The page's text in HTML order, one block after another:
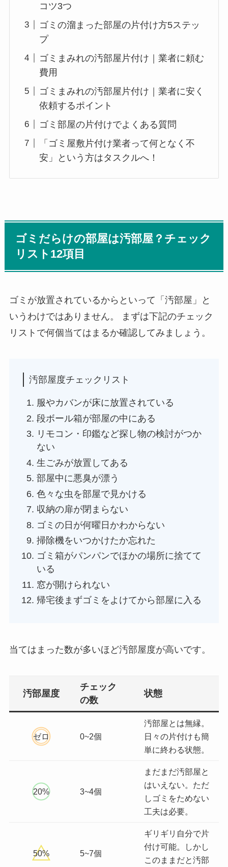
コツ3つ
ゴミの溜まった部屋の片付け方5ステッ
プ
ゴミまみれの汚部屋片付け｜業者に頼む
費用
ゴミまみれの汚部屋片付け｜業者に安く
依頼するポイント
ゴミ部屋の片付けでよくある質問
「ゴミ屋敷片付け業者って何となく不
安」という方はタスクルへ！
ゴミだらけの部屋は汚部屋？チェック
リスト12項目
ゴミが放置されているからといって「汚部屋」と
いうわけではありません。 まずは下記のチェック
リストで何個当てはまるか確認してみましょう。
汚部屋度チェックリスト
服やカバンが床に放置されている
段ボール箱が部屋の中にある
リモコン・印鑑など探し物の検討がつか
ない
生ごみが放置してある
部屋中に悪臭が漂う
色々な虫を部屋で見かける
収納の扉が閉まらない
ゴミの日が何曜日かわからない
掃除機をいつかけたか忘れた
ゴミ箱がパンパンでほかの場所に捨てて
いる
窓が開けられない
帰宅後まずゴミをよけてから部屋に入る
当てはまった数が多いほど汚部屋度が高いです。
汚部屋度
チェック
の数
状態
ゼロ 0~2個
汚部屋とは無縁。
日々の片付けも簡
単に終わる状態。
20% 3~4個
まだまだ汚部屋と
はいえない。ただ
しゴミをためない
工夫は必要。
50% 5~7個
ギリギリ自分で片
付け可能。しかし
このままだと汚部